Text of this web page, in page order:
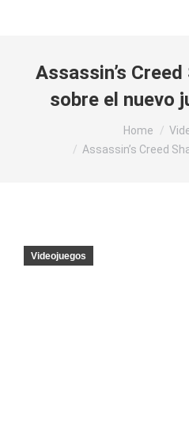
Assassin’s
sobre el nuevo
Home
Assassin’s Creed
Videojuegos